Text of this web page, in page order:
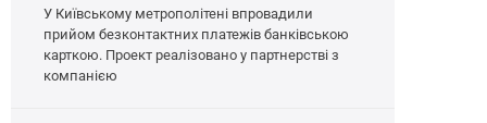
У Київському метрополітені впровадили
прийом безконтактних платежів банківською
карткою. Проект реалізовано у партнерстві з
компанією